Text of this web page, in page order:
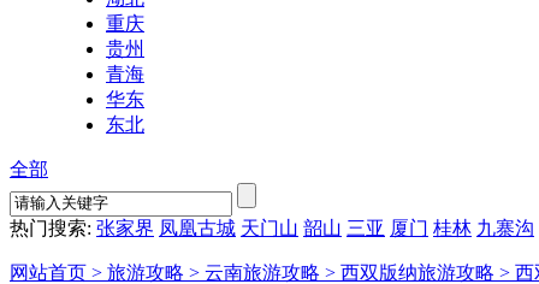
重庆
贵州
青海
华东
东北
全部
热门搜索: 张家界 凤凰古城 天门山 韶山 三亚 厦门 桂林 九寨沟
网站首页 > 旅游攻略 > 云南旅游攻略 > 西双版纳旅游攻略 > 西